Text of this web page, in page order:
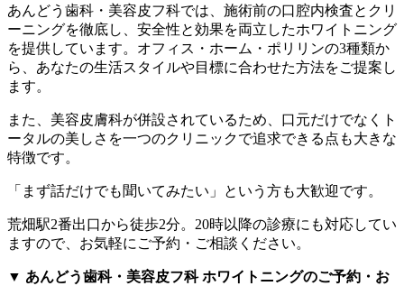
あんどう歯科・美容皮フ科では、施術前の口腔内検査とクリ
ーニングを徹底し、安全性と効果を両立したホワイトニング
を提供しています。オフィス・ホーム・ポリリンの3種類か
ら、あなたの生活スタイルや目標に合わせた方法をご提案し
ます。
また、美容皮膚科が併設されているため、口元だけでなくト
ータルの美しさを一つのクリニックで追求できる点も大きな
特徴です。
「まず話だけでも聞いてみたい」という方も大歓迎です。
荒畑駅2番出口から徒歩2分。20時以降の診療にも対応してい
ますので、お気軽にご予約・ご相談ください。
▼ あんどう歯科・美容皮フ科 ホワイトニングのご予約・お